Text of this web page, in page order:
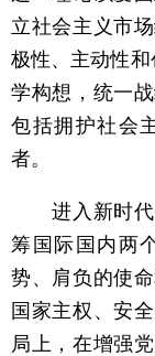
立社会主义市
极性、主动性和
学构想，统一
包括拥护社会
者。
进入新时代
筹国际国内两
势、肩负的使
国家主权、安
局上，在增强